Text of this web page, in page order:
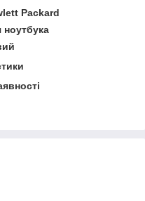
Packard
ноутбука